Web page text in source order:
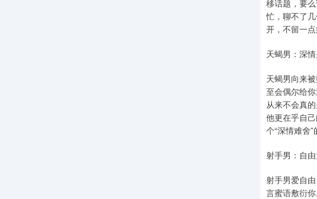
移话题，要
忙，聊不了
开，不留一点
天蝎男：深
天蝎男向来
至会偶尔给
从来不会真
他更在乎自
个“深情难舍”
射手男：自
射手男爱自
言蜜语敷衍